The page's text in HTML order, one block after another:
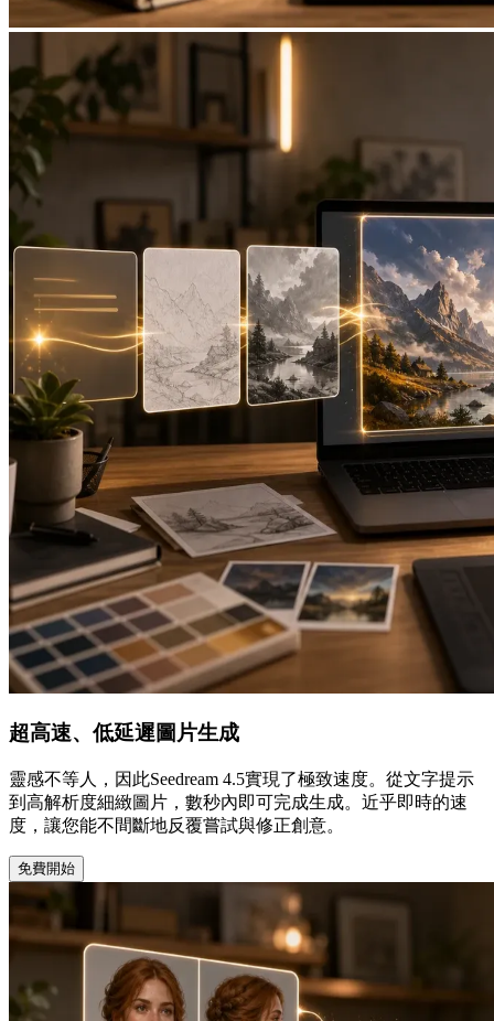
超高速、低延遲圖片生成
靈感不等人，因此Seedream 4.5實現了極致速度。從文字提示
到高解析度細緻圖片，數秒內即可完成生成。近乎即時的速
度，讓您能不間斷地反覆嘗試與修正創意。
免費開始